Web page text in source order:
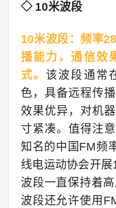
◇ 10米波段
10米波段：频率
播能力，通信效
式。该波段通常
色，具备远程传
效果优异，对机
寸紧凑。值得注
知名的中国FM频
线电运动协会开
波段一直保持着
波段还允许使用